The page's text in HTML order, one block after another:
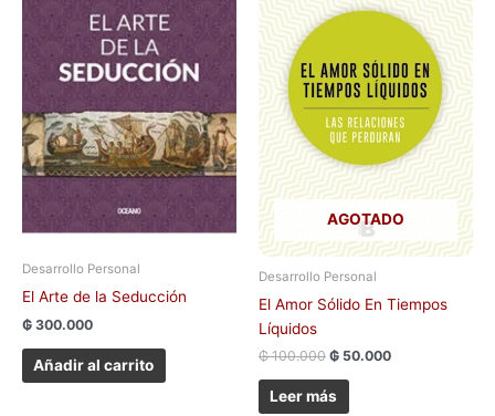
Desarrollo Personal
El Arte de la Seducción
₲ 300.000
Añadir al carrito
AGOTADO
Desarrollo Personal
El Amor Sólido En Tiempos
Líquidos
₲100.000
₲ 100.000.
₲ 50.000
₲ 50.000.
Leer más